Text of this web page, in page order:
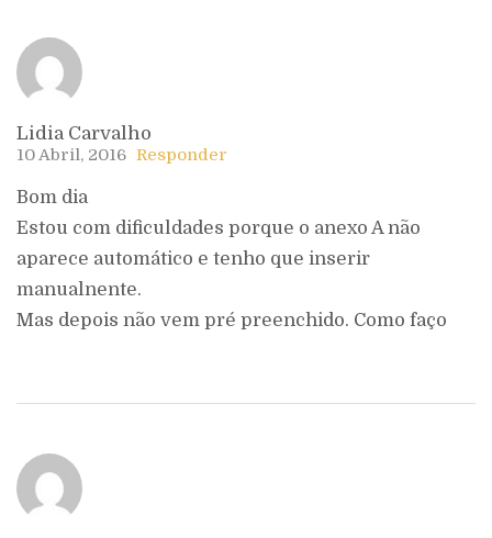
Lidia Carvalho
10 Abril, 2016 Responder
Bom dia
Estou com dificuldades porque o anexo A não
aparece automático e tenho que inserir
manualnente.
Mas depois não vem pré preenchido. Como faço